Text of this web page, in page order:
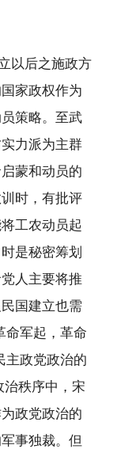
以后之施政方
家政权作为
策略。至武
力派为主群
蒙和动员的
时，有批评
工农动员起
是秘密筹划
人主要将推
国建立也需
命军起，革命
主政党政治的
秩序中，宋
政党政治的
事独裁。但